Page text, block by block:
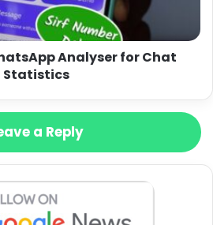
Analyser for Chat
Statistics
a Reply